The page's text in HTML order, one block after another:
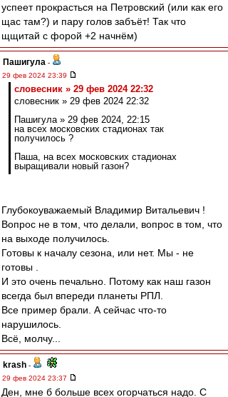
успеет прокрасться на Петровский (или как его
щас там?) и пару голов забъёт! Так что
щщитай с форой +2 начнём)
Пашигула -
29 фев 2024 23:39
словесник » 29 фев 2024 22:32
словесник » 29 фев 2024 22:32
Пашигула » 29 фев 2024, 22:15
на всех московских стадионах так
получилось ?
Паша, на всех московских стадионах
выращивали новый газон?
Глубокоуважаемый Владимир Витальевич !
Вопрос не в том, что делали, вопрос в том, что
на выходе получилось.
Готовы к началу сезона, или нет. Мы - не
готовы .
И это очень печально. Потому как наш газон
всегда был впереди планеты РПЛ.
Все пример брали. А сейчас что-то
нарушилось.
Всё, молчу...
krash -
29 фев 2024 23:37
Ден, мне б больше всех огорчаться надо. С